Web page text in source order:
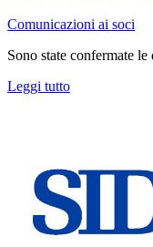
Comunicazioni ai soci
Sono state confermate
Leggi tutto